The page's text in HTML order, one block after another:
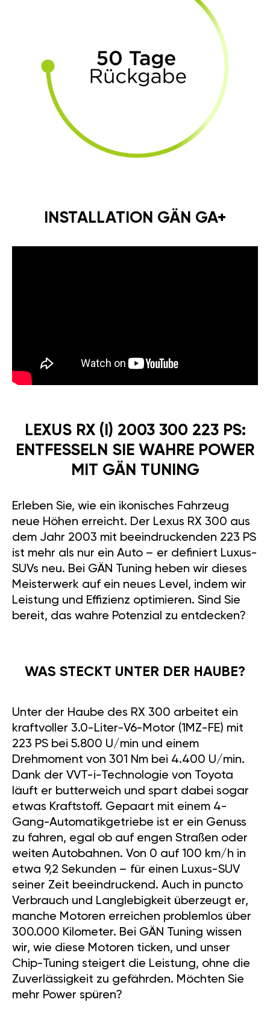
INSTALLATION GÄN GA+
LEXUS RX (I) 2003 300 223 PS:
ENTFESSELN SIE WAHRE POWER
MIT GÄN TUNING
Erleben Sie, wie ein ikonisches Fahrzeug
neue Höhen erreicht. Der Lexus RX 300 aus
dem Jahr 2003 mit beeindruckenden 223 PS
ist mehr als nur ein Auto – er definiert Luxus-
SUVs neu. Bei GÄN Tuning heben wir dieses
Meisterwerk auf ein neues Level, indem wir
Leistung und Effizienz optimieren. Sind Sie
bereit, das wahre Potenzial zu entdecken?
WAS STECKT UNTER DER HAUBE?
Unter der Haube des RX 300 arbeitet ein
kraftvoller 3.0-Liter-V6-Motor (1MZ-FE) mit
223 PS bei 5.800 U/min und einem
Drehmoment von 301 Nm bei 4.400 U/min.
Dank der VVT-i-Technologie von Toyota
läuft er butterweich und spart dabei sogar
etwas Kraftstoff. Gepaart mit einem 4-
Gang-Automatikgetriebe ist er ein Genuss
zu fahren, egal ob auf engen Straßen oder
weiten Autobahnen. Von 0 auf 100 km/h in
etwa 9,2 Sekunden – für einen Luxus-SUV
seiner Zeit beeindruckend. Auch in puncto
Verbrauch und Langlebigkeit überzeugt er,
manche Motoren erreichen problemlos über
300.000 Kilometer. Bei GÄN Tuning wissen
wir, wie diese Motoren ticken, und unser
Chip-Tuning steigert die Leistung, ohne die
Zuverlässigkeit zu gefährden. Möchten Sie
mehr Power spüren?